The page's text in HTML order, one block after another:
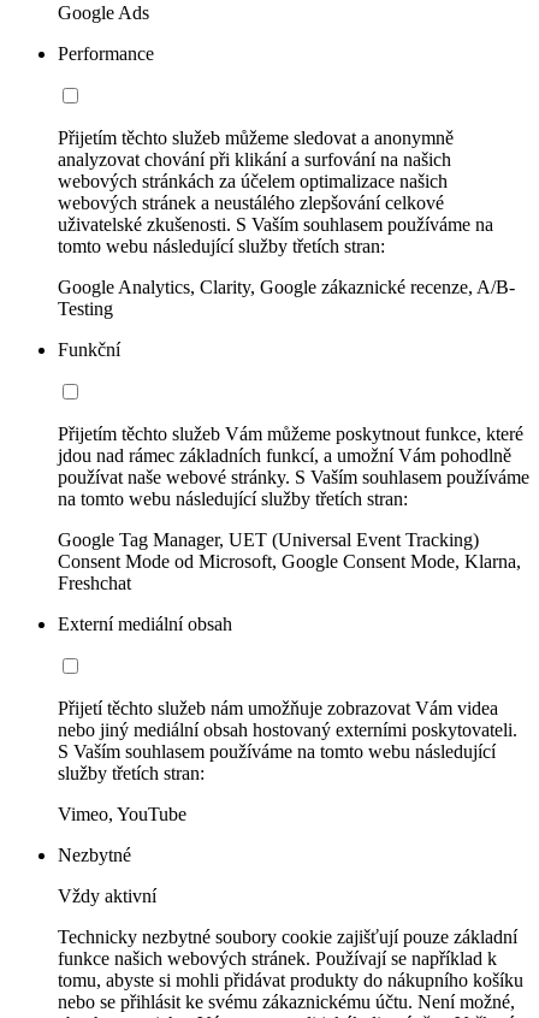
Google Ads
Performance
Přijetím těchto služeb můžeme sledovat a anonymně
analyzovat chování při klikání a surfování na našich
webových stránkách za účelem optimalizace našich
webových stránek a neustálého zlepšování celkové
uživatelské zkušenosti. S Vaším souhlasem používáme na
tomto webu následující služby třetích stran:
Google Analytics, Clarity, Google zákaznické recenze, A/B-
Testing
Funkční
Přijetím těchto služeb Vám můžeme poskytnout funkce, které
jdou nad rámec základních funkcí, a umožní Vám pohodlně
používat naše webové stránky. S Vaším souhlasem používáme
na tomto webu následující služby třetích stran:
Google Tag Manager, UET (Universal Event Tracking)
Consent Mode od Microsoft, Google Consent Mode, Klarna,
Freshchat
Externí mediální obsah
Přijetí těchto služeb nám umožňuje zobrazovat Vám videa
nebo jiný mediální obsah hostovaný externími poskytovateli.
S Vaším souhlasem používáme na tomto webu následující
služby třetích stran:
Vimeo, YouTube
Nezbytné
Vždy aktivní
Technicky nezbytné soubory cookie zajišťují pouze základní
funkce našich webových stránek. Používají se například k
tomu, abyste si mohli přidávat produkty do nákupního košíku
nebo se přihlásit ke svému zákaznickému účtu. Není možné,